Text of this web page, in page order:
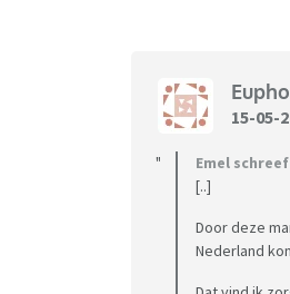
15-05-
Emel schreef
[..]
Door deze
Nederland